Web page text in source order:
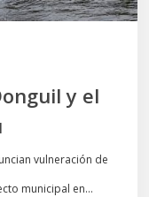
y el
vulneración de
municipal en…